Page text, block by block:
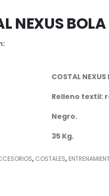
NEXUS
COSTAL
Relleno textil:
Negro.
35 Kg.
, COSTALES,